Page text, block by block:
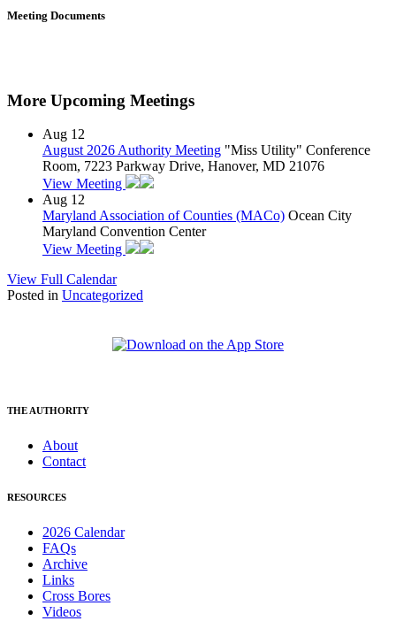
Meeting Documents
More Upcoming Meetings
Aug 12
August 2026 Authority Meeting "Miss Utility" Conference
Room, 7223 Parkway Drive, Hanover, MD 21076
View Meeting
Aug 12
Maryland Association of Counties (MACo) Ocean City
Maryland Convention Center
View Meeting
View Full Calendar
Posted in Uncategorized
THE AUTHORITY
About
Contact
RESOURCES
2026 Calendar
FAQs
Archive
Links
Cross Bores
Videos